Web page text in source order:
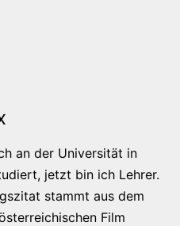
an der Universität in
jetzt bin ich Lehrer.
stammt aus dem
Film